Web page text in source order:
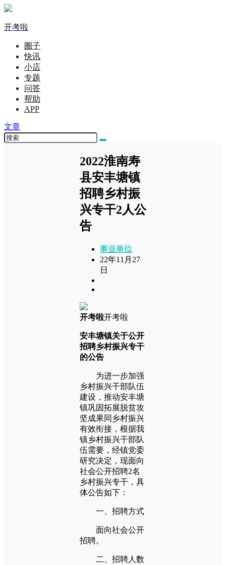
开考啦
圈子
快讯
小店
专题
问答
帮助
APP
文章
2022淮南寿
县安丰塘镇
招聘乡村振
兴专干2人公
告
事业单位
22年11月27
日
开考啦开考啦
安丰塘镇关于公开
招聘乡村振兴专干
的公告
为进一步加强
乡村振兴干部队伍
建设，推动安丰塘
镇巩固拓展脱贫攻
坚成果同乡村振兴
有效衔接，根据我
镇乡村振兴干部队
伍需要，经镇党委
研究决定，现面向
社会公开招聘2名
乡村振兴专干，具
体公告如下：
一、招聘方式
面向社会公开
招聘。
二、招聘人数